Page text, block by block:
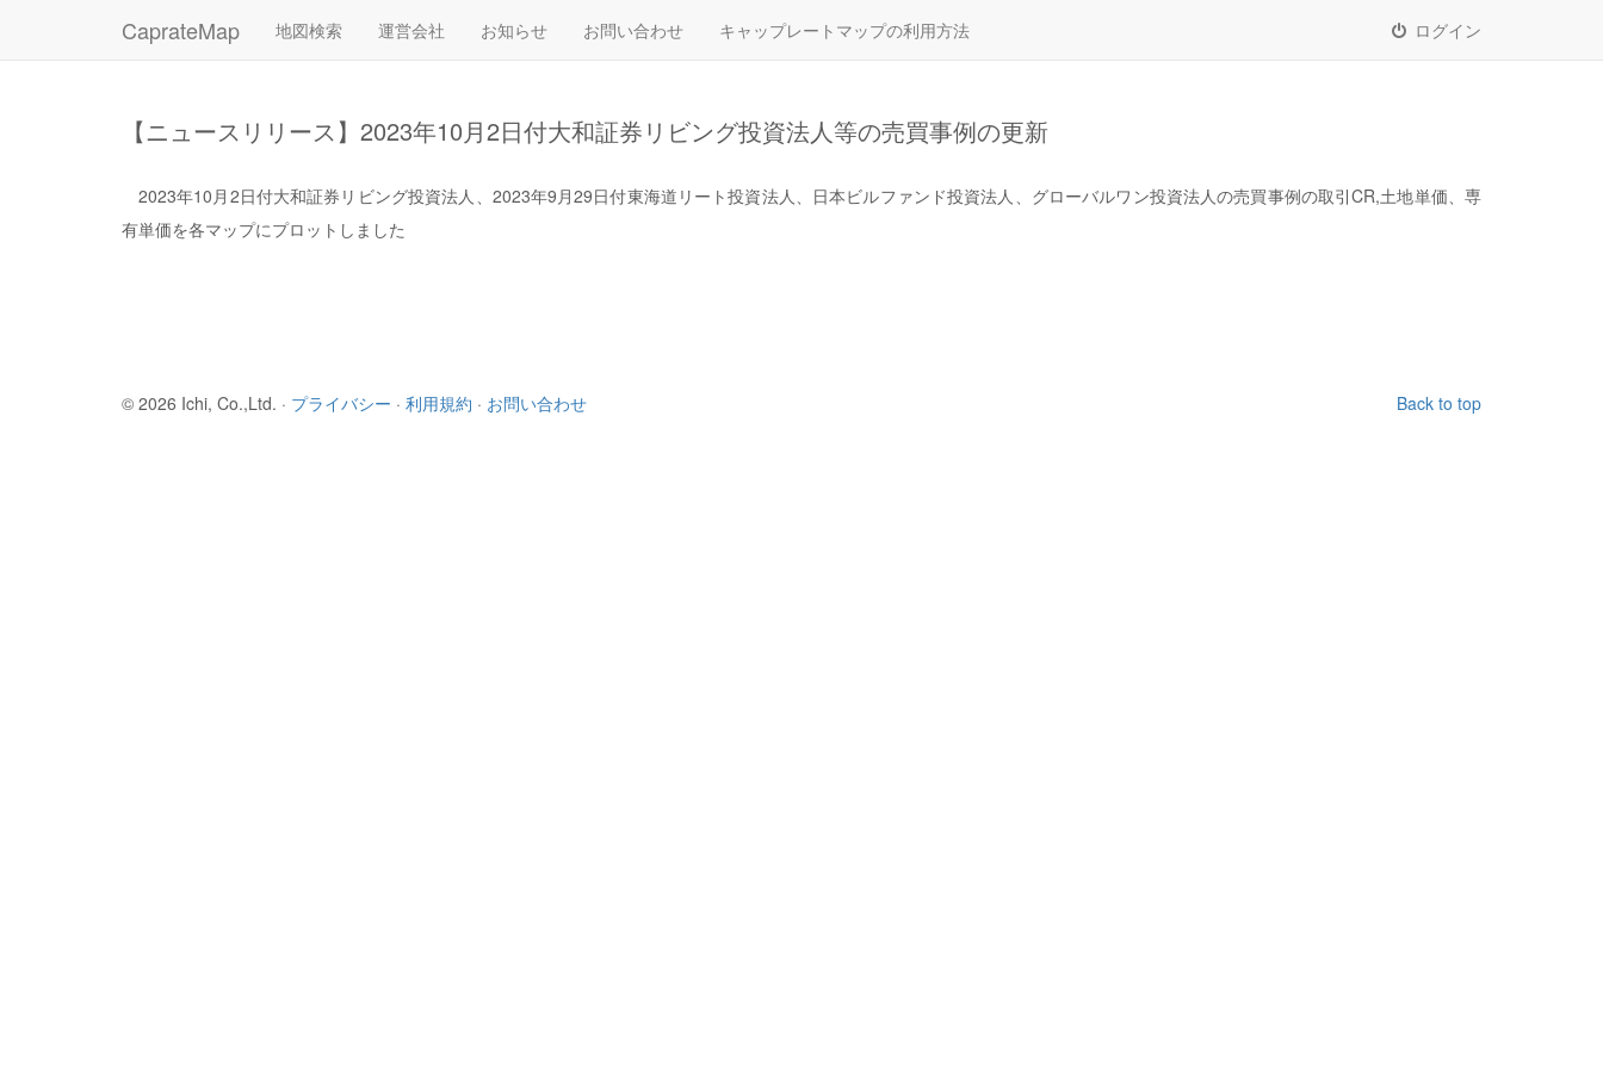
CaprateMap 地図検索 運営会社 お知らせ お問い合わせ キャップレートマップの利用方法 ログイン
【ニュースリリース】2023年10月2日付大和証券リビング投資法人等の売買事例の更新
2023年10月2日付大和証券リビング投資法人、2023年9月29日付東海道リート投資法人、日本ビルファンド投資法人、グローバルワン投資法人の売買事例の取引CR,土地単価、専
有単価を各マップにプロットしました
Back to top
© 2026 Ichi, Co.,Ltd. · プライバシー · 利用規約 · お問い合わせ